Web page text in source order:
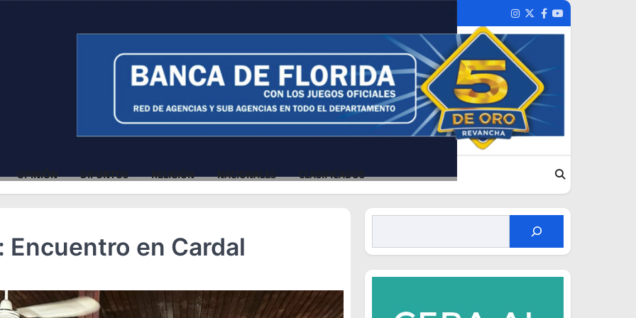
Instagram
TwitterFacebook
Youtube
OPINIÓN DIFUNTOS RELIGIÓN NACIONALES CLASIFICADOS
en Cardal